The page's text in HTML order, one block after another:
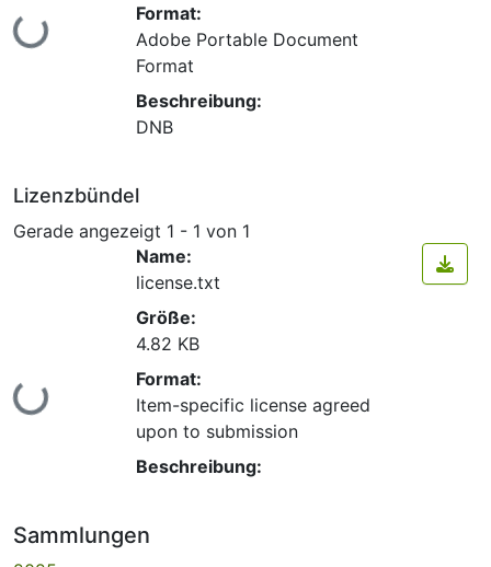
Lade...
Format:
Adobe Portable Document
Format
Beschreibung:
DNB
Lizenzbündel
Gerade angezeigt 1 - 1 von 1
Lade...
Name:
license.txt
Größe:
4.82 KB
Format:
Item-specific license agreed
upon to submission
Beschreibung:
Sammlungen